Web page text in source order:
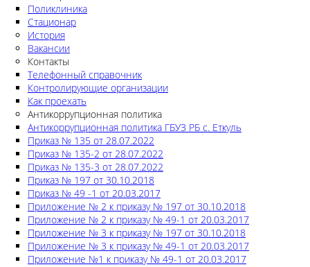
Поликлиника
Стационар
История
Вакансии
Контакты
Телефонный справочник
Контролирующие организации
Как проехать
Антикоррупционная политика
Антикоррупционная политика ГБУЗ РБ с. Еткуль
Приказ № 135 от 28.07.2022
Приказ № 135-2 от 28.07.2022
Приказ № 135-3 от 28.07.2022
Приказ № 197 от 30.10.2018
Приказ № 49 -1 от 20.03.2017
Приложение № 2 к приказу № 197 от 30.10.2018
Приложение № 2 к приказу № 49-1 от 20.03.2017
Приложение № 3 к приказу № 197 от 30.10.2018
Приложение № 3 к приказу № 49-1 от 20.03.2017
Приложение №1 к приказу № 49-1 от 20.03.2017